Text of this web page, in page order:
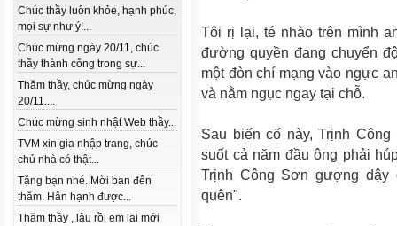
Chúc thầy luôn khỏe, hạnh phúc,
mọi sự như ý!...
Chúc mừng ngày 20/11, chúc
thầy thành công trong sự...
Thăm thầy, chúc mừng ngày
20/11....
Chúc mừng sinh nhật Web thầy...
TVM xin gia nhập trang, chúc
chủ nhà có thật...
Tặng bạn nhé. Mời bạn đến
thăm. Hân hạnh được...
Thăm thầy , lâu rồi em lai mới
Tôi rị lại, té nhào trên mình
đường quyền đang chuyển
một đòn chí mạng vào ngực
và nằm ngục ngay tại chỗ.
Sau biến cố này, Trịnh
suốt cả năm đầu ông phải
Trịnh Công Sơn gượng
quên".